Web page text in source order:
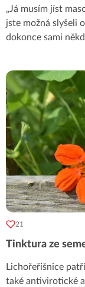
„Já musím jíst
jste možná slyšeli
dokonce sami
21
Tinktura ze
Lichořeřišnice
také antivirotické